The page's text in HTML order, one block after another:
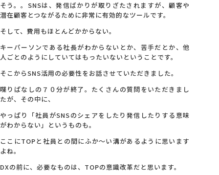
そう。。SNSは、発信ばかりが取りざたされますが、顧客や
潜在顧客とつながるために非常に有効的なツールです。
そして、費用もほとんどかからない。
キーパーソンである社長がわからないとか、苦手だとか、他
人ごとのようにしていてはもったいないということです。
そこからSNS活用の必要性をお話させていただきました。
喋りぱなしの７０分が終了。たくさんの質問をいただきまし
たが、その中に、
やっぱり「社員がSNSのシェアをしたり発信したりする意味
がわからない」というものも。
ここにTOPと社員との間にふか～い溝があるように思います
よね。
DXの前に、必要なものは、TOPの意識改革だと思います。